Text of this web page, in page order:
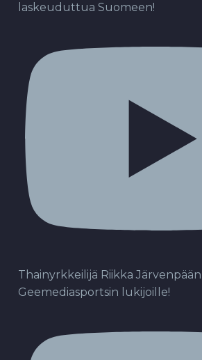
laskeuduttua Suomeen!
Thainyrkkeilijä Riikka
Geemediasportsin lukijoille!